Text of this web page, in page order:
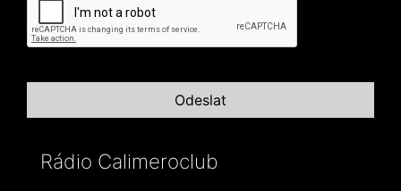
Rádio Calimeroclub